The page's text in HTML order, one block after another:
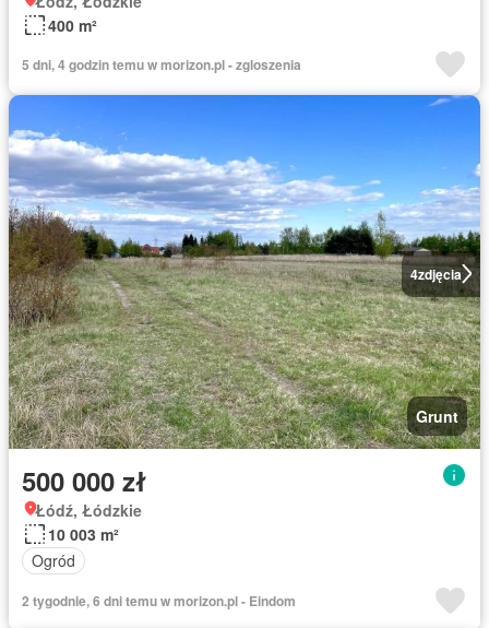
400 m²
5 dni, 4 godzin temu w morizon.pl - zgloszenia
4zdjęcia
Grunt
500 000 zł
Łódź, Łódzkie
10 003 m²
Ogród
2 tygodnie, 6 dni temu w morizon.pl - Eindom